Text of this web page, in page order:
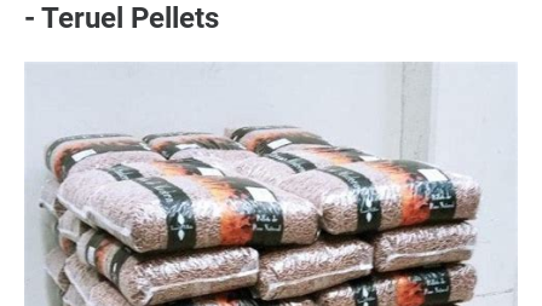
- Teruel Pellets